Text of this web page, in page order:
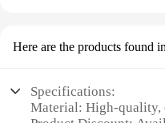
Here are the products found
Specifications:
Material: High-quality,